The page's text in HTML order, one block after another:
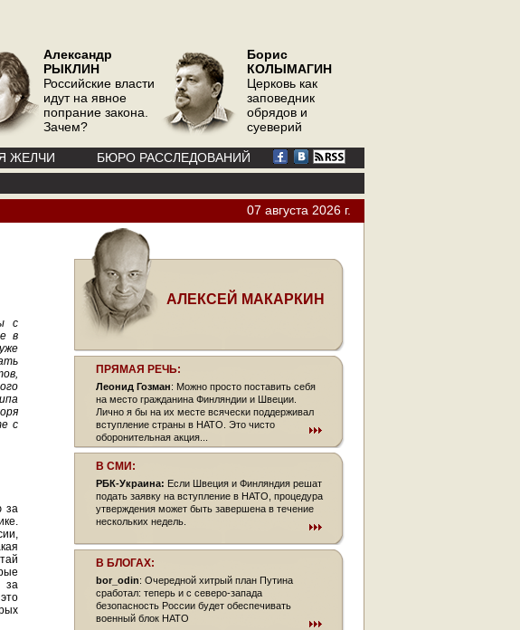
Александр
РЫКЛИН
Российские власти
идут на явное
попрание закона.
Зачем?
Борис
КОЛЫМАГИН
Церковь как
заповедник
обрядов и
суеверий
ЖЕЛЧИ
БЮРО РАССЛЕДОВАНИЙ
07 августа 2026 г.
с
в
с
за
за
АЛЕКСЕЙ МАКАРКИН
ПРЯМАЯ РЕЧЬ:
Леонид Гозман: Можно просто поставить себя
на место гражданина Финляндии и Швеции.
Лично я бы на их месте всячески поддерживал
вступление страны в НАТО. Это чисто
оборонительная акция...
В СМИ:
РБК-Украина: Если Швеция и Финляндия решат
подать заявку на вступление в НАТО, процедура
утверждения может быть завершена в течение
нескольких недель.
В БЛОГАХ:
bor_odin: Очередной хитрый план Путина
сработал: теперь и с северо-запада
безопасность России будет обеспечивать
военный блок НАТО